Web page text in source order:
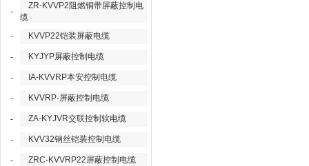
-
ZR-KVVP2阻燃铜带屏蔽控制电
缆
-
KVVP22铠装屏蔽电缆
- KYJYP屏蔽控制电缆
- IA-KVVRP本安控制电缆
- KVVRP-屏蔽控制电缆
- ZA-KYJVR交联控制软电缆
- KVV32钢丝铠装控制电缆
- ZRC-KVVRP22屏蔽控制电缆